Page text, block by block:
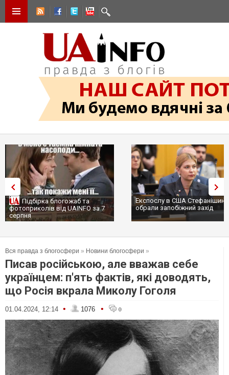
Підбірка блогожаб та
фотоприколів від UAINFO за 7
серпня
Експослу в США Стефанішиній
обрали запобіжний захід
Вся правда з блогосфери » Новини блогосфери »
Писав російською, але вважав себе
українцем: п'ять фактів, які доводять,
що Росія вкрала Миколу Гоголя
01.04.2024, 12:14 • 1076 • 0